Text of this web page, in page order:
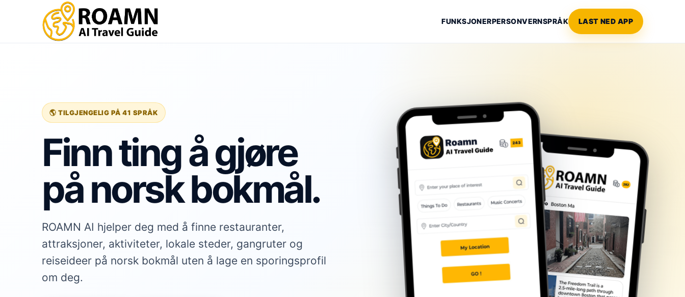
FUNKSJONERPERSONVERNSPRÅK LAST NED APP
🌎 TILGJENGELIG PÅ 41 SPRÅK
Finn ting å gjøre
på norsk bokmål.
ROAMN AI hjelper deg med å finne restauranter,
attraksjoner, aktiviteter, lokale steder, gangruter og
reiseideer på norsk bokmål uten å lage en sporingsprofil
om deg.